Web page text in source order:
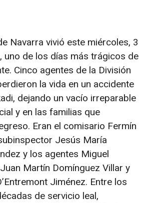
Navarra vivió este miércoles, 3
uno de los días más trágicos de
Cinco agentes de la División
la vida en un accidente
dejando un vacío irreparable
y en las familias que
Eran el comisario Fermín
Jesús María
y los agentes Miguel
Martín Domínguez Villar y
Jiménez. Entre los
de servicio leal,